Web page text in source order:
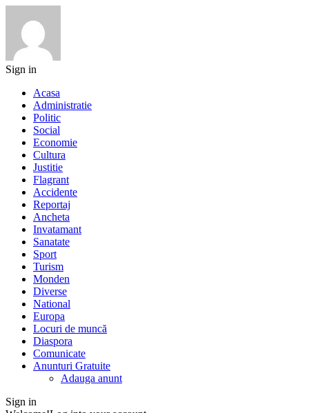
Sign in
Acasa
Administratie
Politic
Social
Economie
Cultura
Justitie
Flagrant
Accidente
Reportaj
Ancheta
Invatamant
Sanatate
Sport
Turism
Monden
Diverse
National
Europa
Locuri de muncă
Diaspora
Comunicate
Anunturi Gratuite
Adauga anunt
Sign in